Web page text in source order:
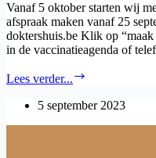
Vanaf 5 oktober starten wij
afspraak maken vanaf 25
doktershuis.be Klik op
in de vaccinatieagenda of
Lees verder...
2023
5 september 2023